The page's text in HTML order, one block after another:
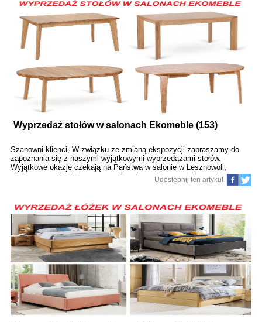
będzie modne w 2025 roku? Na jakie style i rozwiązania warto
postawić? W tym artykule, przygotowanym z myślą o miłośnikach
designu, architektach i odwiedzających targi wnętrz, takich jak
DomExpo, przyglądamy się bliżej najnowszym trendom oraz
porównujemy trzy najpopularniejsze style – skandynawski, boho i loft.
Trendy wnętrzarskie 2025 – krótki przegląd Zan
Wyprzedaż stołów w salonach Ekomeble (153)
Szanowni klienci, W związku ze zmianą ekspozycji zapraszamy do
zapoznania się z naszymi wyjątkowymi wyprzedażami stołów.
Wyjątkowe okazje czekają na Państwa w salonie w Lesznowoli,
ul.Słoneczna 129. Zapraszamy do salonu. W przypadku pytań
Udostępnij ten artykuł